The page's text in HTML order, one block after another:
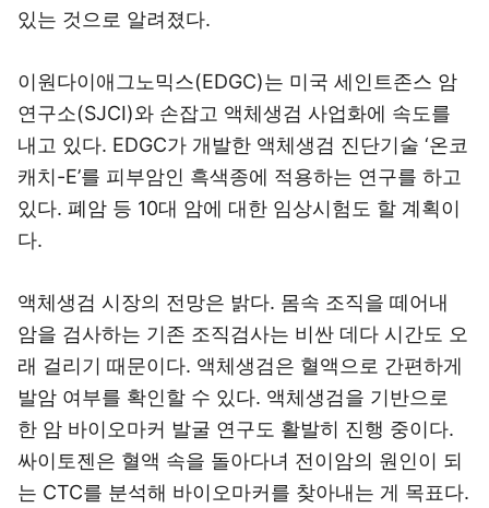
있는 것으로 알려졌다.
이원다이애그노믹스(EDGC)는 미국 세인트존스 암
연구소(SJCI)와 손잡고 액체생검 사업화에 속도를
내고 있다. EDGC가 개발한 액체생검 진단기술 ‘온코
캐치-E’를 피부암인 흑색종에 적용하는 연구를 하고
있다. 폐암 등 10대 암에 대한 임상시험도 할 계획이
다.
액체생검 시장의 전망은 밝다. 몸속 조직을 떼어내
암을 검사하는 기존 조직검사는 비싼 데다 시간도 오
래 걸리기 때문이다. 액체생검은 혈액으로 간편하게
발암 여부를 확인할 수 있다. 액체생검을 기반으로
한 암 바이오마커 발굴 연구도 활발히 진행 중이다.
싸이토젠은 혈액 속을 돌아다녀 전이암의 원인이 되
는 CTC를 분석해 바이오마커를 찾아내는 게 목표다.